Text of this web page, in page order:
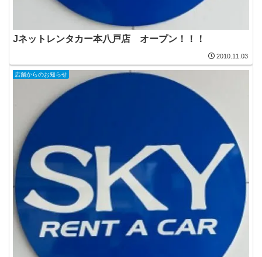
Jネットレンタカー本八戸店 オープン！！！
2010.11.03
店舗からのお知らせ